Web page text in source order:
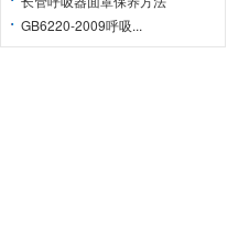
GB6220-2009呼吸...